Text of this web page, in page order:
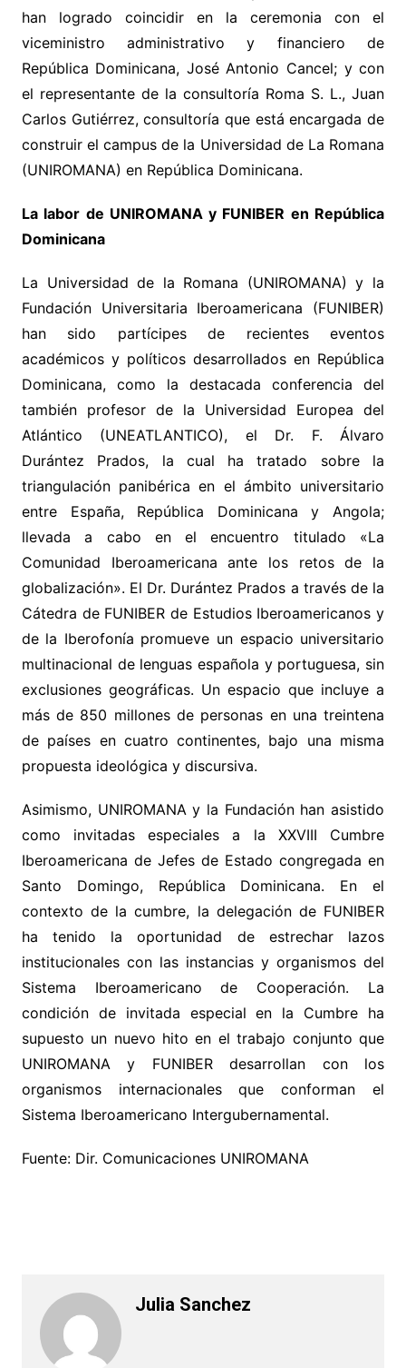
han logrado coincidir en la ceremonia con el
viceministro administrativo y financiero de
República Dominicana, José Antonio Cancel; y con
el representante de la consultoría Roma S. L., Juan
Carlos Gutiérrez, consultoría que está encargada de
construir el campus de la Universidad de La Romana
(UNIROMANA) en República Dominicana.
La labor de UNIROMANA y FUNIBER en República
Dominicana
La Universidad de la Romana (UNIROMANA) y la
Fundación Universitaria Iberoamericana (FUNIBER)
han sido partícipes de recientes eventos
académicos y políticos desarrollados en República
Dominicana, como la destacada conferencia del
también profesor de la Universidad Europea del
Atlántico (UNEATLANTICO), el Dr. F. Álvaro
Durántez Prados, la cual ha tratado sobre la
triangulación panibérica en el ámbito universitario
entre España, República Dominicana y Angola;
llevada a cabo en el encuentro titulado «La
Comunidad Iberoamericana ante los retos de la
globalización». El Dr. Durántez Prados a través de la
Cátedra de FUNIBER de Estudios Iberoamericanos y
de la Iberofonía promueve un espacio universitario
multinacional de lenguas española y portuguesa, sin
exclusiones geográficas. Un espacio que incluye a
más de 850 millones de personas en una treintena
de países en cuatro continentes, bajo una misma
propuesta ideológica y discursiva.
Asimismo, UNIROMANA y la Fundación han asistido
como invitadas especiales a la XXVIII Cumbre
Iberoamericana de Jefes de Estado congregada en
Santo Domingo, República Dominicana. En el
contexto de la cumbre, la delegación de FUNIBER
ha tenido la oportunidad de estrechar lazos
institucionales con las instancias y organismos del
Sistema Iberoamericano de Cooperación. La
condición de invitada especial en la Cumbre ha
supuesto un nuevo hito en el trabajo conjunto que
UNIROMANA y FUNIBER desarrollan con los
organismos internacionales que conforman el
Sistema Iberoamericano Intergubernamental.
Fuente: Dir. Comunicaciones UNIROMANA
Julia Sanchez